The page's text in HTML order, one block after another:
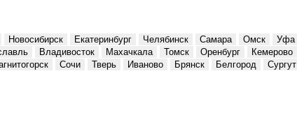
Новосибирск Екатеринбург Челябинск Самара Омск Уфа
Владивосток Махачкала Томск Оренбург Кемерово
Сочи Тверь Иваново Брянск Белгород Сургут